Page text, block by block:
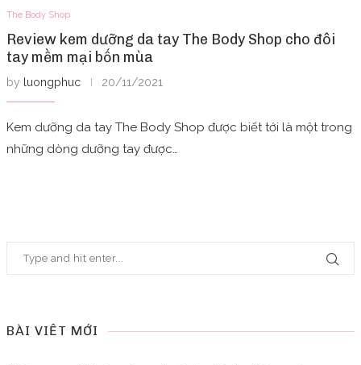
The Body Shop
Review kem dưỡng da tay The Body Shop cho đôi
tay mềm mại bốn mùa
by luongphuc 20/11/2021
Kem dưỡng da tay The Body Shop được biết tới là một trong
những dòng dưỡng tay được…
BÀI VIẾT MỚI